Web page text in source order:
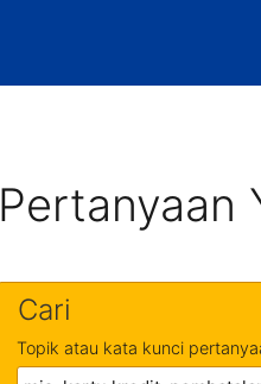
Pertanyaan
Cari
Topik atau kata kunci